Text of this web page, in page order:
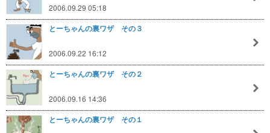
2006.09.29 05:18
とーちゃんの裏ワザ その３
2006.09.22 16:12
とーちゃんの裏ワザ その２
2006.09.16 14:36
とーちゃんの裏ワザ その１